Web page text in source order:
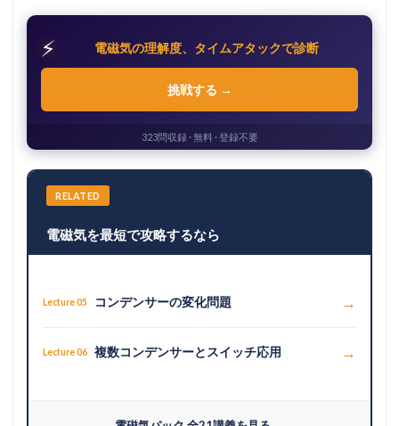
⚡ 電磁気の理解度、タイムアタックで診断
挑戦する →
323問収録 · 無料 · 登録不要
RELATED
電磁気を最短で攻略するなら
Lecture 05 コンデンサーの変化問題 →
Lecture 06 複数コンデンサーとスイッチ応用 →